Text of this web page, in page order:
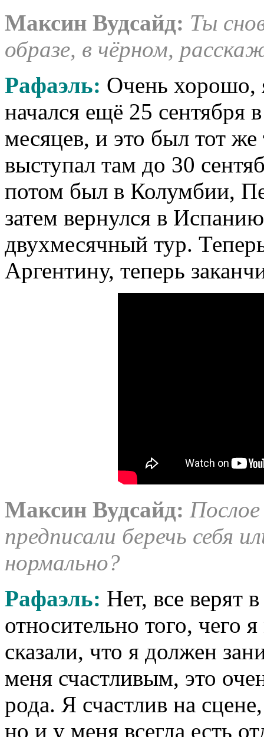
Максин Вудсайд: Ты
образе, в чёрном,
Рафаэль: Очень хорошо,
начался ещё 25 сентября
месяцев, и это был тот же
выступал там до 30
потом был в Колумбии,
затем вернулся в
двухмесячный тур.
Аргентину, теперь
Максин Вудсайд:
предписали беречь себя
нормально?
Рафаэль: Нет, все верят
относительно того, чего
сказали, что я должен
меня счастливым, это
рода. Я счастлив на
но и у меня всегда есть